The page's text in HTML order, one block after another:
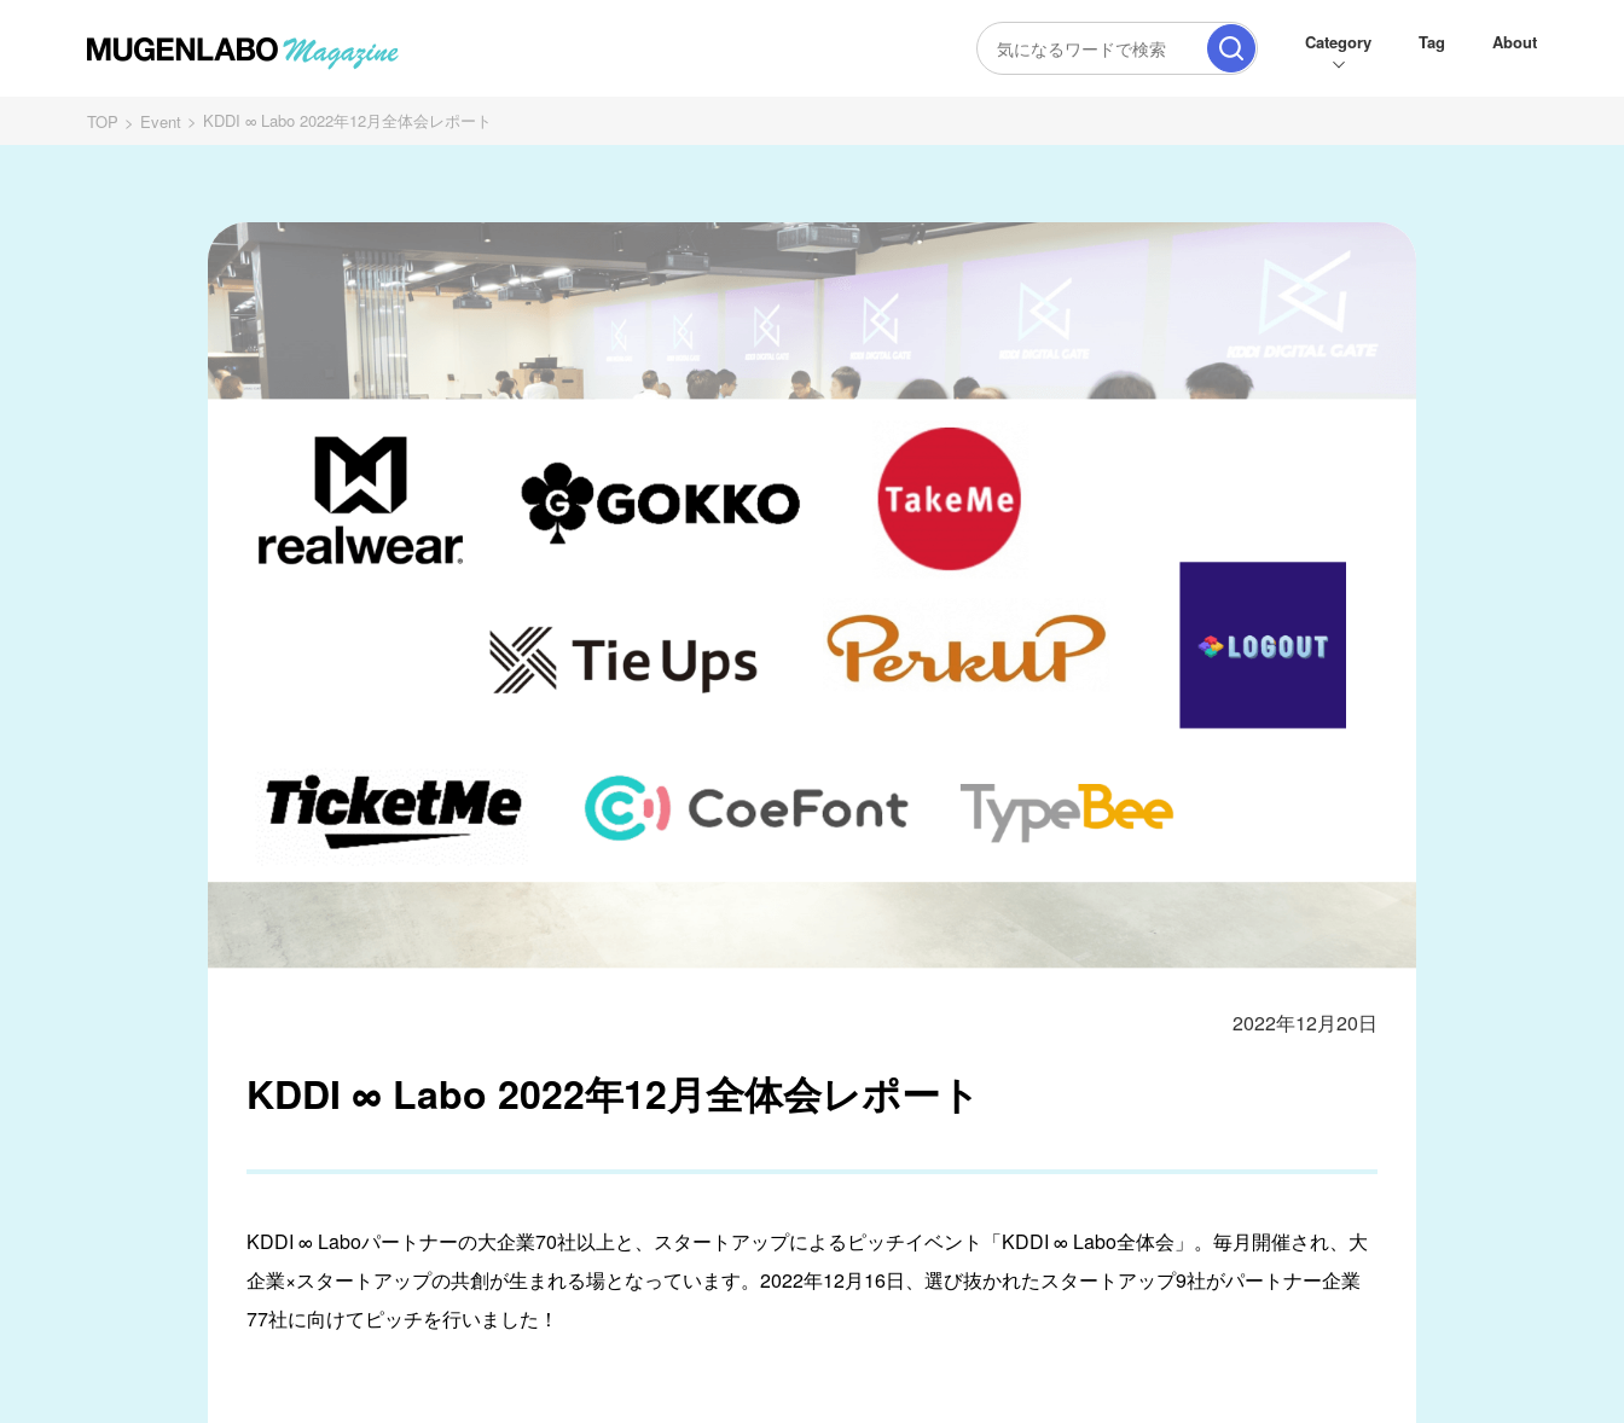
Category Tag About
TOP Event KDDI ∞ Labo 2022年12月全体会レポート
2022年12月20日
KDDI ∞ Labo 2022年12月全体会レポート
KDDI ∞ Laboパートナーの大企業70社以上と、スタートアップによるピッチイベント「KDDI ∞ Labo全体会」。毎月開催され、大
企業×スタートアップの共創が生まれる場となっています。2022年12月16日、選び抜かれたスタートアップ9社がパートナー企業
77社に向けてピッチを行いました！